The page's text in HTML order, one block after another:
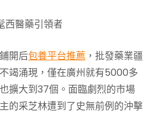
醫藥引領者
開后包養平台推薦 ，批發藥業疆
竭涌現，僅在廣州就有5000多
擴大到37個。面臨劇烈的市場
的采芝林遭到了史無前例的沖擊